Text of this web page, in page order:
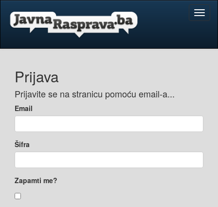
Prijava
Prijavite se na stranicu pomoću email-a...
Email
Šifra
Zapamti me?